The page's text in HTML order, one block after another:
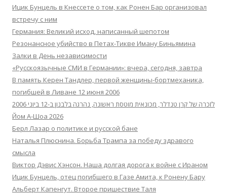
Ицик Бунцель в Кнессете о том, как Ронен Бар организовал
встречу с ним
Германия: Великий исход, написанный шепотом
Резонансное убийство в Петах-Тикве Иману Биньямина
Залки в День независимости
«Русскоязычные СМИ в Германии»: вчера, сегодня, завтра
В память Керен Тандлер, первой женщины-бортмеханика,
погибшей в Ливане 12 июня 2006
לזכרה של קרן טנדלר, מכונאית מוטסת ראשונה, נהרגה בלבנון ב-12 ביוני 2006
Йом А-Шоа 2026
Берл Лазар о политике и русской бане
Наталья Плюснина. Борьба Трампа за победу здравого
смысла
Виктор Дэвис Хэнсон. Наша долгая дорога к войне с Ираном
Ицик Бунцель, отец погибшего в Газе Амита, к Ронену Бару
Альберт Капенгут. Второе пришествие Таля